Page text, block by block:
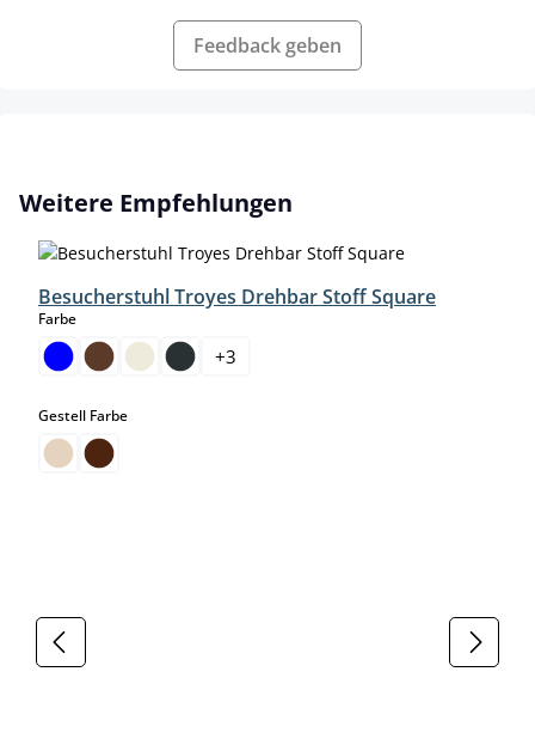
Feedback geben
Produktgalerie überspringen
Weitere Empfehlungen
Besucherstuhl Troyes Drehbar Stoff Square
Farbeauswählen
+3
Gestell Farbeauswählen